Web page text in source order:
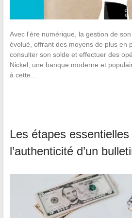
Avec l’ère numérique, la gestion de
évolué, offrant des moyens de plus en
consulter son solde et effectuer des
Nickel, une banque moderne et
à cette…
Les étapes
l’authenticité d’un